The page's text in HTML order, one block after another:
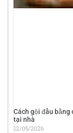
Cách gội đầu
tại nhà
12/05/2026